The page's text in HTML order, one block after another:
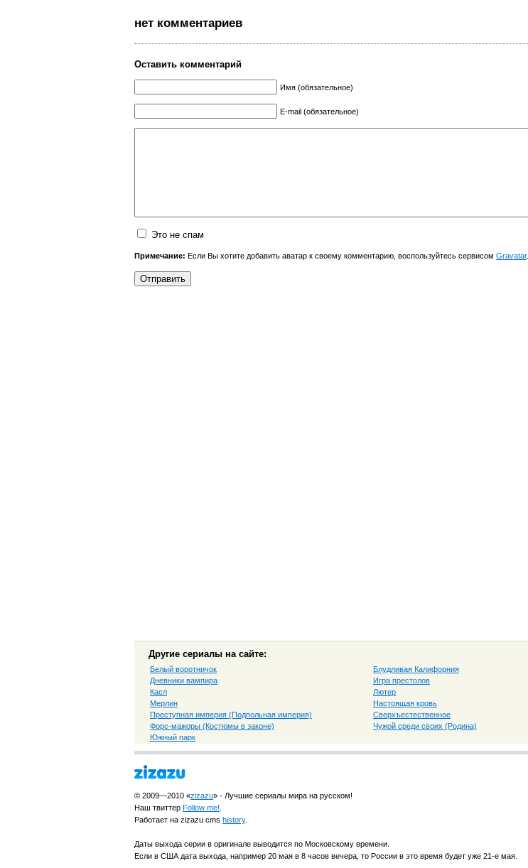
нет комментариев
Оставить комментарий
Имя (обязательное)
E-mail (обязательное)
Это не спам
Примечание: Если Вы хотите добавить аватар к своему комментарию, воспользуйтесь сервисом Gravatar.
Другие сериалы на сайте:
Белый воротничок Блудливая Калифорния
Дневники вампира
Игра престолов
Касл
Лютер
Мерлин
Настоящая кровь
Преступная империя (Подпольная империя)
Сверхъестественное
Форс-мажоры (Костюмы в законе)
Чужой среди своих (Родина)
Южный парк
© 2009—2010 «zizazu» - Лучшие сериалы мира на русском!
Наш твиттер Follow me!
Работает на zizazu cms history.
Даты выхода серии в оригинале выводится по Московскому времени.
Если в США дата выхода, например 20 мая в 8 часов вечера, то России в это время будет уже 21-е мая.